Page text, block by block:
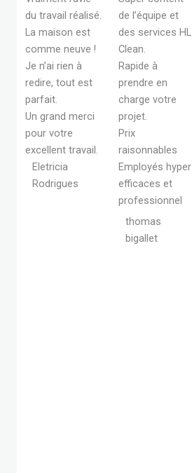
du travail réalisé.
La maison est
comme neuve !
Je n’ai rien à
redire, tout est
parfait.
Un grand merci
pour votre
excellent travail.
Eletricia
Rodrigues
de l’équipe et
des services HL
Clean.
Rapide à
prendre en
charge votre
projet.
Prix
raisonnables
Employés hyper
efficaces et
professionnel
thomas
bigallet